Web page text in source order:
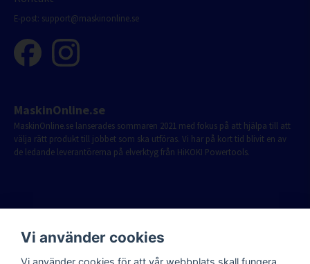
E-post: support@maskinonline.se
MaskinOnline.se
MaskinOnline.se lanserades sommaren 2021 med fokus på att hjälpa till att
välja rätt produkt till jobbet som ska utföras. Vi har på kort tid blivit en av
de ledande leverantörerna på elverktyg från HiKOKI Powertools.
Vi använder cookies
Vi använder cookies för att vår webbplats skall fungera